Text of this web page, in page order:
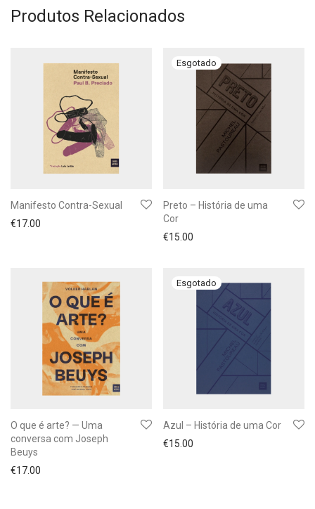
Produtos Relacionados
Manifesto Contra-Sexual
€17.00
Preto – História de uma
Cor
€15.00
O que é arte? — Uma
conversa com Joseph
Beuys
€17.00
Azul – História de uma Cor
€15.00